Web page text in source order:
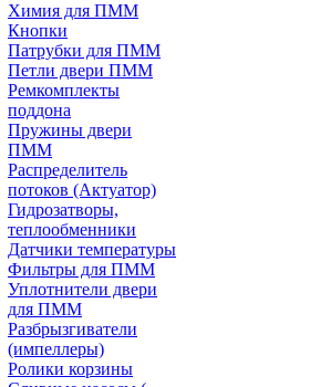
Химия для ПММ
Кнопки
Патрубки для ПММ
Петли двери ПММ
Ремкомплекты
поддона
Пружины двери
ПММ
Распределитель
потоков (Актуатор)
Гидрозатворы,
теплообменники
Датчики температуры
Фильтры для ПММ
Уплотнители двери
для ПММ
Разбрызгиватели
(импеллеры)
Ролики корзины